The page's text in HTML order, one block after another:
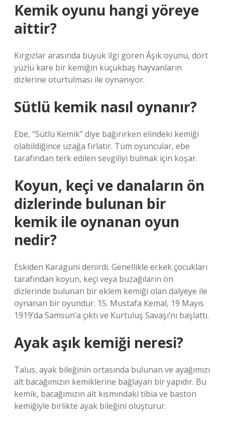
Kemik oyunu hangi yöreye
aittir?
Kırgızlar arasında büyük ilgi gören Âşık oyunu, dört
yüzlü kare bir kemiğin küçükbaş hayvanların
dizlerine oturtulması ile oynanıyor.
Sütlü kemik nasıl oynanır?
Ebe, “Sütlü Kemik” diye bağırırken elindeki kemiği
olabildiğince uzağa fırlatır. Tüm oyuncular, ebe
tarafından terk edilen sevgiliyi bulmak için koşar.
Koyun, keçi ve danaların ön
dizlerinde bulunan bir
kemik ile oynanan oyun
nedir?
Eskiden Karaguni denirdi. Genellikle erkek çocukları
tarafından koyun, keçi veya buzağıların ön
dizlerinde bulunan bir eklem kemiği olan dalyeye ile
oynanan bir oyundur. 15. Mustafa Kemal, 19 Mayıs
1919’da Samsun’a çıktı ve Kurtuluş Savaşı’nı başlattı.
Ayak aşık kemiği neresi?
Talus, ayak bileğinin ortasında bulunan ve ayağımızı
alt bacağımızın kemiklerine bağlayan bir yapıdır. Bu
kemik, bacağımızın alt kısmındaki tibia ve baston
kemiğiyle birlikte ayak bileğini oluşturur.